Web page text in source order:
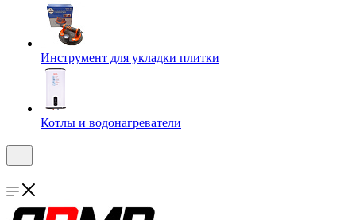
Инструмент для укладки плитки
Котлы и водонагреватели